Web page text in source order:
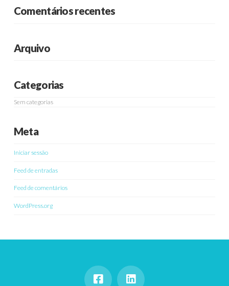
Comentários recentes
Arquivo
Categorias
Sem categorias
Meta
Iniciar sessão
Feed de entradas
Feed de comentários
WordPress.org